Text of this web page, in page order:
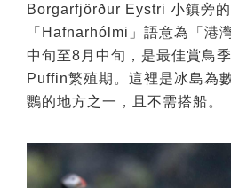
Borgarfjörður Eystri 小鎮旁的
「Hafnarhólmi」語意為「港
中旬至8月中旬，是最佳賞鳥
Puffin繁殖期。這裡是冰島為
鸚的地方之一，且不需搭船。